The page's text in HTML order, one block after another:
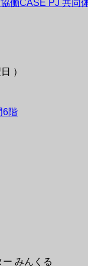
働CASE PJ 共同
）
6階
みんくる